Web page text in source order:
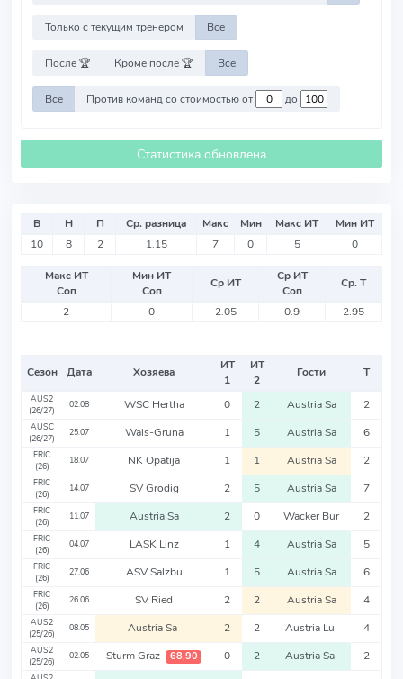
Только с текущим тренером Все
После 🏆 Кроме после 🏆 Все
Все Против команд со стоимостью от до
Статистика обновлена
В Н П Ср. разница Макс Мин Макс ИТ
Мин ИТ
10
8 2 1.15 7 0 5 0
Макс ИТ
Соп
Мин ИТ
Соп
Ср ИТ
Ср ИТ
Соп
Ср. Т
2
0 2.05 0.9 2.95
Сезон Дата Хозяева
ИТ
1
ИТ
2
Гости Т
AUS2
(26/27)
02.08 WSC Hertha 0 2 Austria Sa 2
AUSC
(26/27)
25.07 Wals-Gruna 1 5 Austria Sa 6
FRIC
(26)
18.07 NK Opatija 1 1 Austria Sa 2
FRIC
(26)
14.07 SV Grodig 2 5 Austria Sa 7
FRIC
(26)
11.07 Austria Sa 2 0 Wacker Bur 2
FRIC
(26)
04.07 LASK Linz 1 4 Austria Sa 5
FRIC
(26)
27.06 ASV Salzbu 1 5 Austria Sa 6
FRIC
(26)
26.06 SV Ried 2 2 Austria Sa 4
AUS2
(25/26)
08.05 Austria Sa 2 2 Austria Lu 4
AUS2
(25/26)
02.05 Sturm Graz 68,90 0 2 Austria Sa 2